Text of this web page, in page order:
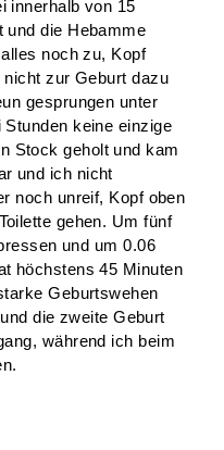
innerhalb von 15
und die Hebamme
noch zu, Kopf
zur Geburt dazu
gesprungen unter
keine einzige
Stock geholt und kam
und ich nicht
noch unreif, Kopf oben
gehen. Um fünf
und um 0.06
höchstens 45 Minuten
Geburtswehen
die zweite Geburt
während ich beim